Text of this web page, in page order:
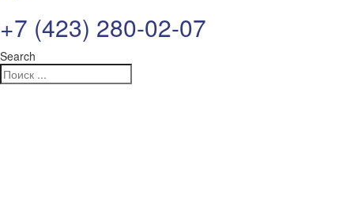
+7 (423) 280-02-07
Search